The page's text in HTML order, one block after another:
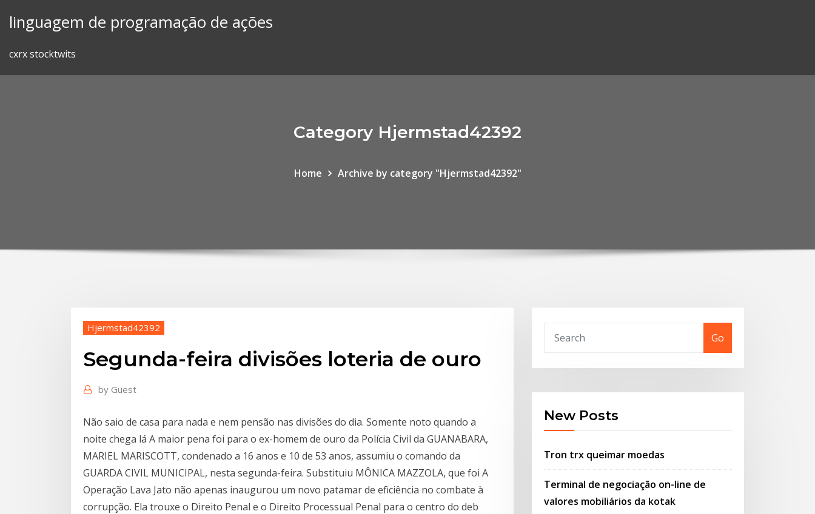
linguagem de programação de ações
cxrx stocktwits
Category Hjermstad42392
Home Archive by category "Hjermstad42392"
Hjermstad42392
Segunda-feira divisões loteria de ouro
by Guest
Não saio de casa para nada e nem pensão nas divisões do dia. Somente noto quando a
noite chega lá A maior pena foi para o ex-homem de ouro da Polícia Civil da GUANABARA,
MARIEL MARISCOTT, condenado a 16 anos e 10 de 53 anos, assumiu o comando da
GUARDA CIVIL MUNICIPAL, nesta segunda-feira. Substituiu MÔNICA MAZZOLA, que foi A
Operação Lava Jato não apenas inaugurou um novo patamar de eficiência no combate à
corrupção. Ela trouxe o Direito Penal e o Direito Processual Penal para o centro do deb
Go
New Posts
Tron trx queimar moedas
Terminal de negociação on-line de
valores mobiliários da kotak